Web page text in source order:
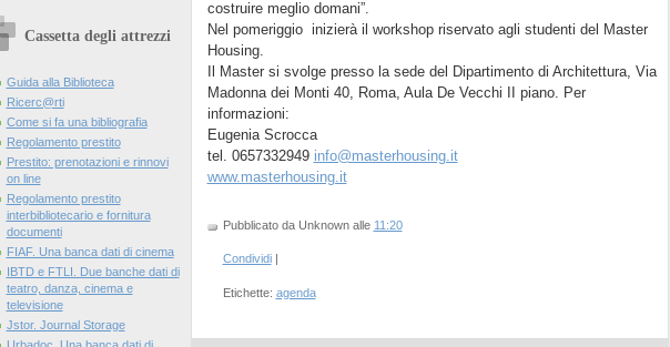
Cassetta degli attrezzi
Guida alla Biblioteca
Ricerc@rti
Come si fa una bibliografia
Regolamento prestito
Prestito: prenotazioni e rinnovi
on line
Regolamento prestito
interbibliotecario e fornitura
documenti
FIAF. Una banca dati di cinema
IBTD e FTLI. Due banche dati di
teatro, danza, cinema e
televisione
Jstor. Journal Storage
costruire meglio domani”.
Nel pomeriggio inizierà il workshop riservato agli studenti del Master
Housing.
Il Master si svolge presso la sede del Dipartimento di Architettura, Via
Madonna dei Monti 40, Roma, Aula De Vecchi II piano. Per
informazioni:
Eugenia Scrocca
tel. 0657332949 info@masterhousing.it
www.masterhousing.it
Pubblicato da Unknown alle 11:20
Condividi
Etichette: agenda